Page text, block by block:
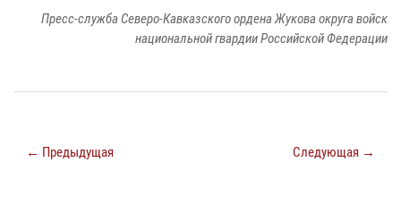
Пресс-служба Северо-Кавказского ордена Жукова округа войск
национальной гвардии Российской Федерации
← Предыдущая Следующая →